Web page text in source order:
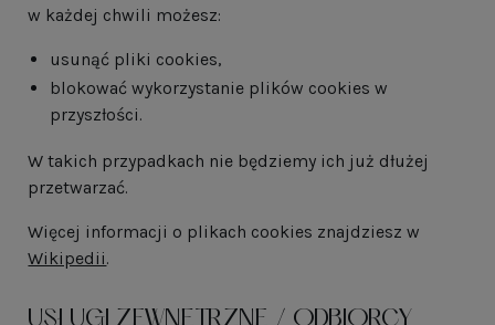
w każdej chwili możesz:
usunąć pliki cookies,
blokować wykorzystanie plików cookies w
przyszłości.
W takich przypadkach nie będziemy ich już dłużej
przetwarzać.
Więcej informacji o plikach cookies znajdziesz w
Wikipedii.